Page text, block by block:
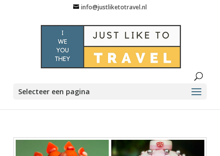
info@justliketotravel.nl
Selecteer een pagina